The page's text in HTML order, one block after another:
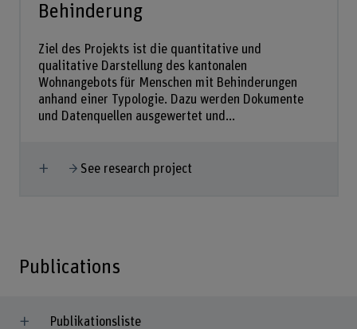
Behinderung
Ziel des Projekts ist die quantitative und
qualitative Darstellung des kantonalen
Wohnangebots für Menschen mit Behinderungen
anhand einer Typologie. Dazu werden Dokumente
und Datenquellen ausgewertet und...
Show more
See research project
Publications
Publikationsliste